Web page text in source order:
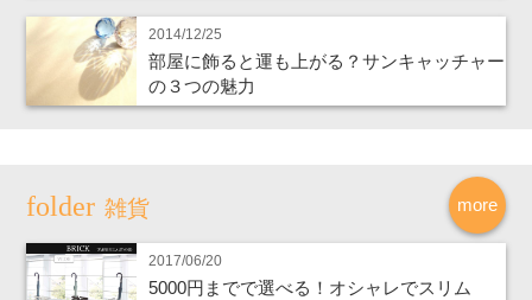
2014/12/25
部屋に飾ると運も上がる？サンキャッチャー
の３つの魅力
more
雑貨
2017/06/20
5000円までで選べる！オシャレでスリム